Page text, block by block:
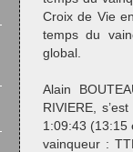
Croix de Vie
temps du
global.
Alain
RIVIERE,
1:09:43 (13:15
vainqueur :